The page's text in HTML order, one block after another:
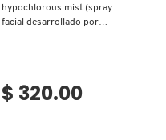
hypochlorous mist (spray
facial desarrollado por
$ 320.00